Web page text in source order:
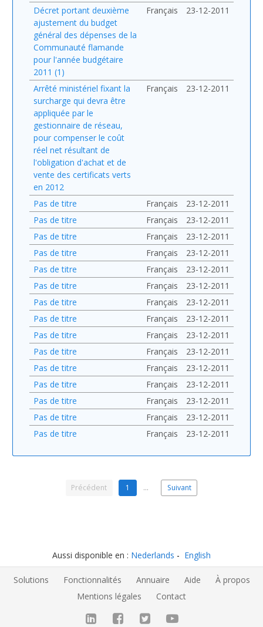
Décret portant deuxième
ajustement du budget
général des dépenses de la
Communauté flamande
pour l'année budgétaire
2011 (1)
Français 23-12-2011
Arrêté ministériel fixant la
surcharge qui devra être
appliquée par le
gestionnaire de réseau,
pour compenser le coût
réel net résultant de
l'obligation d'achat et de
vente des certificats verts
en 2012
Français 23-12-2011
Pas de titre Français
23-12-2011
Pas de titre
Français
23-12-2011
Pas de titre
Français
23-12-2011
Pas de titre
Français
23-12-2011
Pas de titre
Français
23-12-2011
Pas de titre
Français
23-12-2011
Pas de titre
Français
23-12-2011
Pas de titre
Français
23-12-2011
Pas de titre
Français
23-12-2011
Pas de titre
Français
23-12-2011
Pas de titre
Français
23-12-2011
Pas de titre
Français
23-12-2011
Pas de titre
Français
23-12-2011
Pas de titre
Français
23-12-2011
Pas de titre
Français 23-12-2011
Précédent 1 … Suivant
Aussi disponible en : Nederlands English
Solutions Fonctionnalités Annuaire Aide
À propos
Mentions légales
Contact